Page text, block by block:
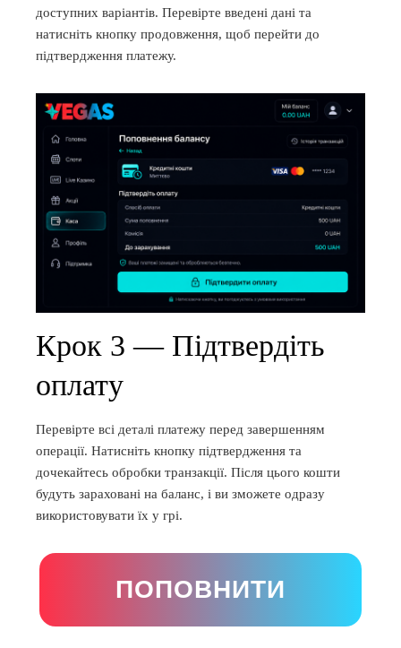
доступних варіантів. Перевірте введені дані та
натисніть кнопку продовження, щоб перейти до
підтвердження платежу.
Крок 3 — Підтвердіть
оплату
Перевірте всі деталі платежу перед завершенням
операції. Натисніть кнопку підтвердження та
дочекайтесь обробки транзакції. Після цього кошти
будуть зараховані на баланс, і ви зможете одразу
використовувати їх у грі.
ПОПОВНИТИ